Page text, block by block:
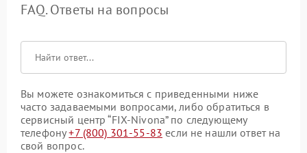
FAQ. Ответы на вопросы
Вы можете ознакомиться с приведенными ниже
часто задаваемыми вопросами, либо обратиться в
сервисный центр “FIX-Nivona” по следующему
телефону+7 (800) 301-55-83 если не нашли ответ на
свой вопрос.